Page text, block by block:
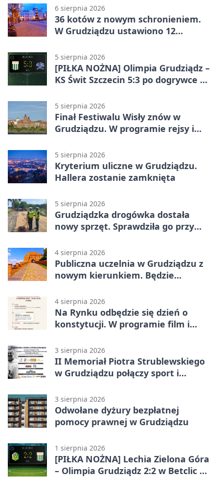
6 sierpnia 2026
36 kotów z nowym schronieniem.
W Grudziądzu ustawiono 12
5 sierpnia 2026
[PIŁKA NOŻNA] Olimpia Grudziądz –
KS Świt Szczecin 5:3 po dogrywce w
odwrócili losy meczu
5 sierpnia 2026
Finał Festiwalu Wisły znów w
Grudziądzu. W programie rejsy i
5 sierpnia 2026
Kryterium uliczne w Grudziądzu.
Hallera zostanie zamknięta
5 sierpnia 2026
Grudziądzka drogówka dostała
nowy sprzęt. Sprawdziła go przy
4 sierpnia 2026
Publiczna uczelnia w Grudziądzu z
nowym kierunkiem. Będzie
4 sierpnia 2026
Na Rynku odbędzie się dzień o
konstytucji. W programie film i
3 sierpnia 2026
II Memoriał Piotra Strublewskiego
w Grudziądzu połączy sport i
3 sierpnia 2026
Odwołane dyżury bezpłatnej
pomocy prawnej w Grudziądzu
1 sierpnia 2026
[PIŁKA NOŻNA] Lechia Zielona Góra
– Olimpia Grudziądz 2:2 w Betclic 2.